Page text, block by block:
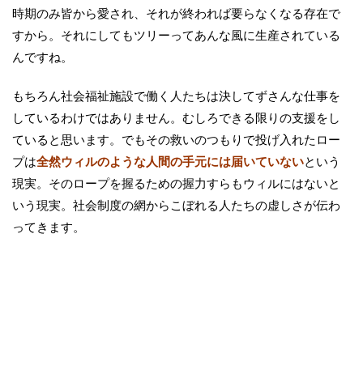
時期のみ皆から愛され、それが終われば要らなくなる存在で
すから。それにしてもツリーってあんな風に生産されている
んですね。
もちろん社会福祉施設で働く人たちは決してずさんな仕事を
しているわけではありません。むしろできる限りの支援をし
ていると思います。でもその救いのつもりで投げ入れたロー
プは全然ウィルのような人間の手元には届いていないという
現実。そのロープを握るための握力すらもウィルにはないと
いう現実。社会制度の網からこぼれる人たちの虚しさが伝わ
ってきます。